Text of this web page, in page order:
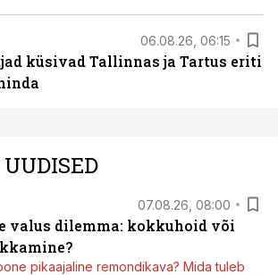
06.08.26, 06:15
küsivad Tallinnas ja Tartus eriti
07.08.26, 08:00
valus dilemma: kokkuhoid või
pikaajaline remondikava? Mida tuleb